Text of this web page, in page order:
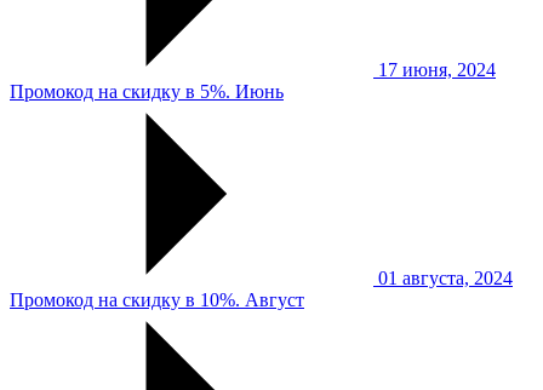
17 июня, 2024
Промокод на скидку в 5%. Июнь
01 августа, 2024
Промокод на скидку в 10%. Август